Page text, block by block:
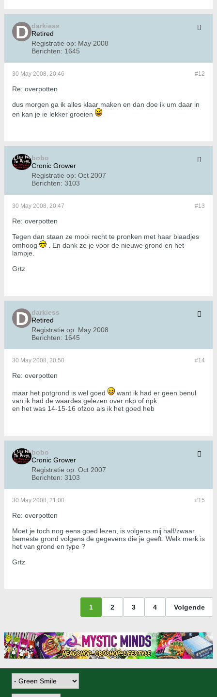
darkiess
Retired
Registratie op: May 2008
Berichten: 1645
#12
30 May 2008, 20:46
Re: overpotten
dus morgen ga ik alles klaar maken en dan doe ik um daar in
en kan je ie lekker groeien
bobo
Cronic Grower
Registratie op: Oct 2007
Berichten: 3103
#13
30 May 2008, 20:47
Re: overpotten
Tegen dan staan ze mooi recht te pronken met haar blaadjes
omhoog
. En dank ze je voor de nieuwe grond en het
lampje.
Grtz
darkiess
Retired
Registratie op: May 2008
Berichten: 1645
#14
30 May 2008, 20:50
Re: overpotten
maar het potgrond is wel goed
want ik had er geen benul
van ik had de waardes gelezen over nkp of npk
en het was 14-15-16 ofzoo als ik het goed heb
bobo
Cronic Grower
Registratie op: Oct 2007
Berichten: 3103
#15
30 May 2008, 21:00
Re: overpotten
Moet je toch nog eens goed lezen, is volgens mij half/zwaar
bemeste grond volgens de gegevens die je geeft. Welk merk is
het van grond en type ?
Grtz
1 2 3 4 Volgende